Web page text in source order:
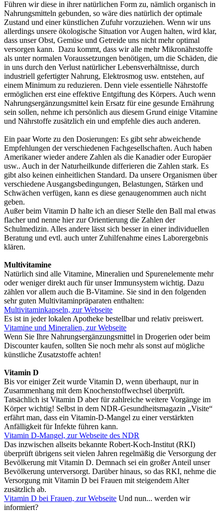
Führen wir diese in ihrer natürlichen Form zu, nämlich organisch in
Nahrungsmitteln gebunden, so wäre dies natürlich der optimale
Zustand und einer künstlichen Zufuhr vorzuziehen. Wenn wir uns
allerdings unsere ökologische Situation vor Augen halten, wird klar,
dass unser Obst, Gemüse und Getreide uns nicht mehr optimal
versorgen kann. Dazu kommt, dass wir alle mehr Mikronährstoffe
als unter normalen Voraussetzungen benötigen, um die Schäden, die
in uns durch den Verlust natürlicher Lebensverhältnisse, durch
industriell gefertigter Nahrung, Elektrosmog usw. entstehen, auf
einem Minimum zu reduzieren. Denn viele essentielle Nährstoffe
ermöglichen erst eine effektive Entgiftung des Körpers. Auch wenn
Nahrungsergänzungsmittel kein Ersatz für eine gesunde Ernährung
sein sollen, nehme ich persönlich aus diesem Grund einige Vitamine
und Nährstoffe zusätzlich ein und empfehle dies auch anderen.
Ein paar Worte zu den Dosierungen: Es gibt sehr abweichende
Empfehlungen der verschiedenen Fachgesellschaften. Auch haben
Amerikaner wieder andere Zahlen als die Kanadier oder Europäer
usw.. Auch in der Naturheilkunde differieren die Zahlen stark. Es
gibt also keinen einheitlichen Standard. Da unsere Organismen über
verschiedene Ausgangsbedingungen, Belastungen, Stärken und
Schwächen verfügen, kann es diese genaugenommen auch nicht
geben.
Außer beim Vitamin D halte ich an dieser Stelle den Ball mal etwas
flacher und nenne hier zur Orientierung die Zahlen der
Schulmedizin. Alles andere lässt sich besser in einer individuellen
Beratung und evtl. auch unter Zuhilfenahme eines Laborergebnis
klären.
Multivitamine
Natürlich sind alle Vitamine, Mineralien und Spurenelemente mehr
oder weniger direkt auch für unser Immunsystem wichtig. Dazu
zählen vor allem auch die B-Vitamine. Sie sind in den folgenden
sehr guten Multivitaminpräparaten enthalten:
Multivitaminkapseln, zur Webseite
Es ist in jeder lokalen Apotheke bestellbar und relativ preiswert.
Vitamine und Mineralien, zur Webseite
Wenn Sie Ihre Nahrungsergänzungsmittel in Drogerien oder beim
Discounter kaufen, sollten Sie noch mehr als sonst auf mögliche
künstliche Zusatzstoffe achten!
Vitamin D
Bis vor einiger Zeit wurde Vitamin D, wenn überhaupt, nur in
Zusammenhang mit dem Knochenstoffwechsel überprüft.
Tatsächlich ist Vitamin D aber für zahlreiche weitere Vorgänge im
Körper wichtig! Selbst in dem NDR-Gesundheitsmagazin „Visite“
erfährt man, dass ein Vitamin-D-Mangel zu einer verstärkten
Anfälligkeit für Infekte führen kann.
Vitamin D-Mangel, zur Webseite des NDR
Das inzwischen allseits bekannte Robert-Koch-Institut (RKI)
überprüft übrigens seit vielen Jahren regelmäßig die Versorgung der
Bevölkerung mit Vitamin D. Demnach sei ein großer Anteil unser
Bevölkerung unterversorgt. Darüber hinaus, so das RKI, nehme die
Versorgung mit Vitamin D bei Frauen mit steigendem Alter
zusätzlich ab.
Vitamin D bei Frauen, zur Webseite Und nun... werden wir
informiert?